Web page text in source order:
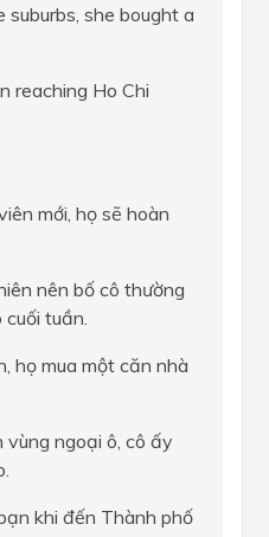
she bought a
reaching Ho Chi
mới, họ sẽ hoàn
nên bố cô thường
tuần.
họ mua một căn nhà
vùng ngoại ô, cô ấy
khi đến Thành phố